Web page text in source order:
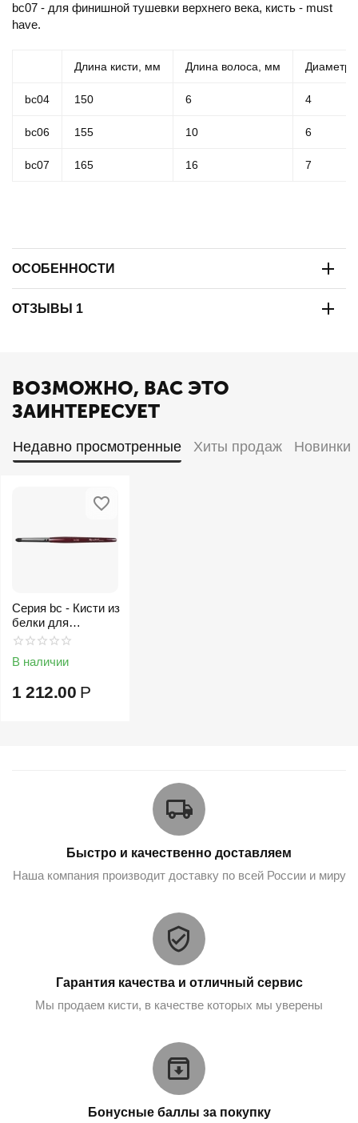
bc07 - для финишной тушевки верхнего века, кисть - must
have.
Длина кисти, мм Длина волоса, мм
bc04 150 6 4
bc06 155 10 6
bc07 165 16 7
ОСОБЕННОСТИ
ОТЗЫВЫ 1
ВОЗМОЖНО, ВАС ЭТО
ЗАИНТЕРЕСУЕТ
Недавно просмотренные Хиты продаж Новинки
Серия bc - Кисти из
белки для
растушевки
В наличии
1 212.00 Р
Быстро и качественно доставляем
Наша компания производит доставку по всей России и миру
Гарантия качества и отличный сервис
Мы продаем кисти, в качестве которых мы уверены
Бонусные баллы за покупку